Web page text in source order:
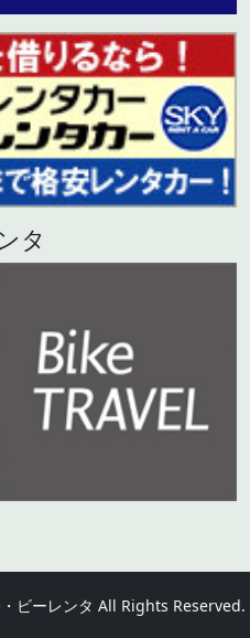
タ
ビーレンタ All Rights Reserved.